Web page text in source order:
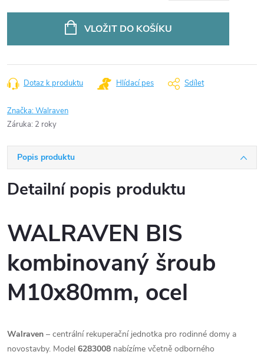
VLOŽIT DO KOŠÍKU
Dotaz k produktu Hlídací pes Sdílet
Značka:Walraven
Záruka: 2 roky
Popis produktu
Detailní popis produktu
WALRAVEN BIS
kombinovaný šroub
M10x80mm, ocel
Walraven – centrální rekuperační jednotka pro rodinné domy a
novostavby. Model 6283008 nabízíme včetně odborného